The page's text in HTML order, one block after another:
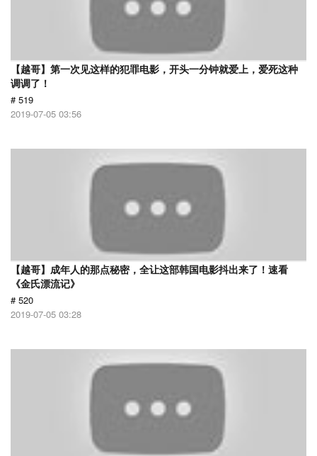
【越哥】第一次见这样的犯罪电影，开头一分钟就爱上，爱死这种
调调了！
# 519
2019-07-05 03:56
【越哥】成年人的那点秘密，全让这部韩国电影抖出来了！速看
《金氏漂流记》
# 520
2019-07-05 03:28